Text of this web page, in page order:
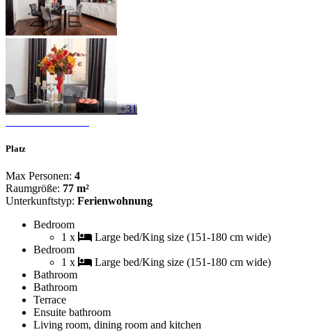
+31
Platz
Max Personen: 4
Raumgröße: 77 m²
Unterkunftstyp: Ferienwohnung
Bedroom
1 x
Large bed/King size (151-180 cm wide)
Bedroom
1 x
Large bed/King size (151-180 cm wide)
Bathroom
Bathroom
Terrace
Ensuite bathroom
Living room, dining room and kitchen